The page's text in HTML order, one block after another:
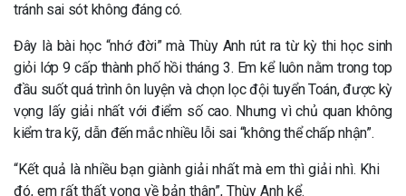
tránh sai sót không đáng có.
Đây là bài học “nhớ đời” mà Thùy Anh rút ra từ kỳ thi học sinh
giỏi lớp 9 cấp thành phố hồi tháng 3. Em kể luôn nằm trong top
đầu suốt quá trình ôn luyện và chọn lọc đội tuyển Toán, được kỳ
vọng lấy giải nhất với điểm số cao. Nhưng vì chủ quan không
kiểm tra kỹ, dẫn đến mắc nhiều lỗi sai “không thể chấp nhận”.
“Kết quả là nhiều bạn giành giải nhất mà em thì giải nhì. Khi
đó, em rất thất vọng về bản thân”, Thùy Anh kể.